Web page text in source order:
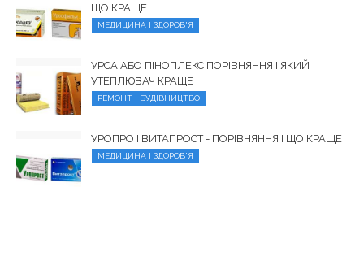
ЩО КРАЩЕ
МЕДИЦИНА І ЗДОРОВ'Я
УРСА АБО ПІНОПЛЕКС ПОРІВНЯННЯ І ЯКИЙ
УТЕПЛЮВАЧ КРАЩЕ
РЕМОНТ І БУДІВНИЦТВО
УРОПРО І ВИТАПРОСТ - ПОРІВНЯННЯ І ЩО КРАЩЕ
МЕДИЦИНА І ЗДОРОВ'Я